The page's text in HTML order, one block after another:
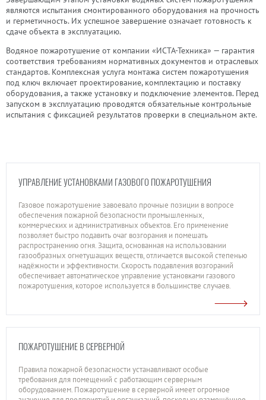
являются испытания смонтированного оборудования на прочность
и герметичность. Их успешное завершение означает готовность к
сдаче объекта в эксплуатацию.
Водяное пожаротушение от компании «ИСТА-Техника» — гарантия
соответствия требованиям нормативных документов и отраслевых
стандартов. Комплексная услуга монтажа систем пожаротушения
под ключ включает проектирование, комплектацию и поставку
оборудования, а также установку и подключение элементов. Перед
запуском в эксплуатацию проводятся обязательные контрольные
испытания с фиксацией результатов проверки в специальном акте.
УПРАВЛЕНИЕ УСТАНОВКАМИ ГАЗОВОГО ПОЖАРОТУШЕНИЯ
Газовое пожаротушение завоевало прочные позиции в вопросе
обеспечения пожарной безопасности промышленных,
коммерческих и административных объектов. Его применение
позволяет быстро подавить очаг возгорания и помешать
распространению огня. Защита, основанная на использовании
газообразных огнетушащих веществ, отличается высокой степенью
надёжности и эффективности. Скорость подавления возгораний
обеспечивает автоматическое управление установками газового
пожаротушения, которое используется в большинстве случаев.
ПОЖАРОТУШЕНИЕ В СЕРВЕРНОЙ
Правила пожарной безопасности устанавливают особые
требования для помещений с работающим серверным
оборудованием. Пожаротушение в серверной имеет огромное